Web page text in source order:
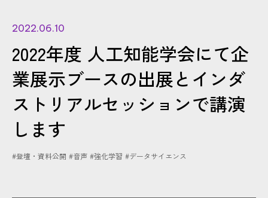
CONTACT
2022.06.10
2022年度 人工知能学会にて企
業展示ブースの出展とインダ
ストリアルセッションで講演
します
#登壇・資料公開 #音声 #強化学習 #データサイエンス